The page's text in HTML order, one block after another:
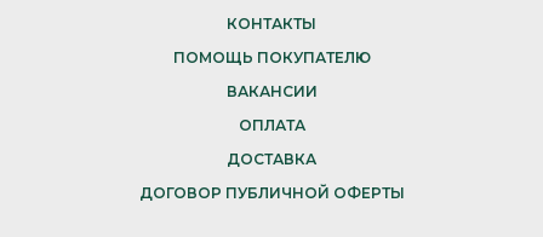
КОНТАКТЫ
ПОМОЩЬ ПОКУПАТЕЛЮ
ВАКАНСИИ
ОПЛАТА
ДОСТАВКА
ДОГОВОР ПУБЛИЧНОЙ ОФЕРТЫ